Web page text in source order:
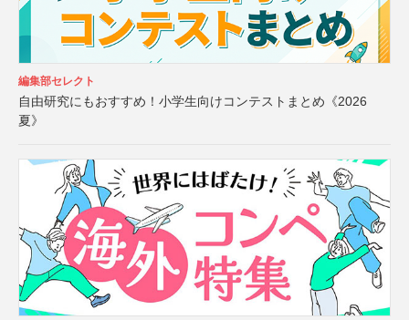
編集部セレクト
自由研究にもおすすめ！小学生向けコンテストまとめ《2026
夏》